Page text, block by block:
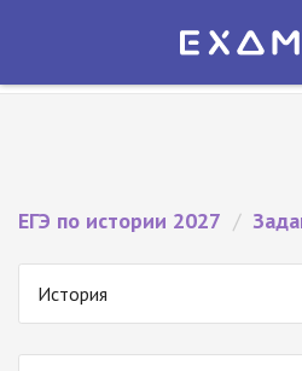
Экзамер — ЕГЭ 2027
ЕГЭ по истории 2027 /
История